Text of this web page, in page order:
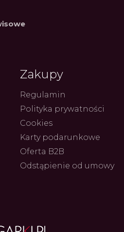
zegarków
ZEGARKI.PL 4.08.2026
Zakupy
Regulamin
Polityka prywatności
Cookies
Karty podarunkowe
Oferta B2B
Odstąpienie od umowy